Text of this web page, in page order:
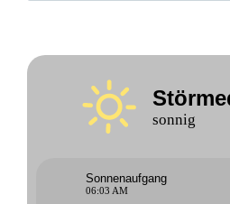
sonnig
Sonnenaufgang
06:03 AM